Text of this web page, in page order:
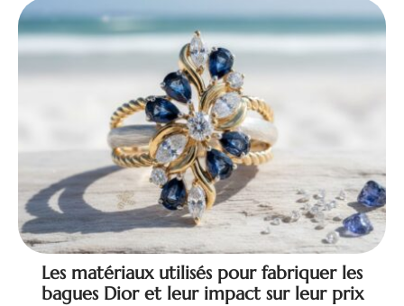
Les matériaux utilisés pour fabriquer les
bagues Dior et leur impact sur leur prix